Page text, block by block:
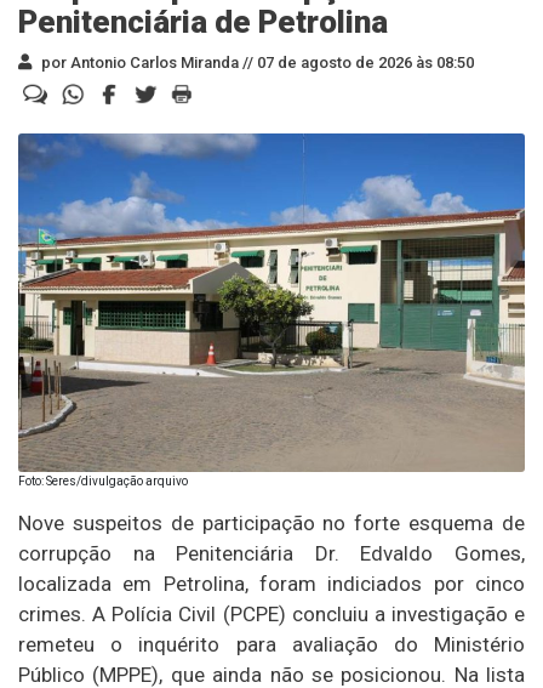
Penitenciária de Petrolina
por Antonio Carlos Miranda // 07 de agosto de 2026 às 08:50
Foto: Seres/divulgação arquivo
Nove suspeitos de participação no forte esquema de
corrupção na Penitenciária Dr. Edvaldo Gomes,
localizada em Petrolina, foram indiciados por cinco
crimes. A Polícia Civil (PCPE) concluiu a investigação e
remeteu o inquérito para avaliação do Ministério
Público (MPPE), que ainda não se posicionou. Na lista